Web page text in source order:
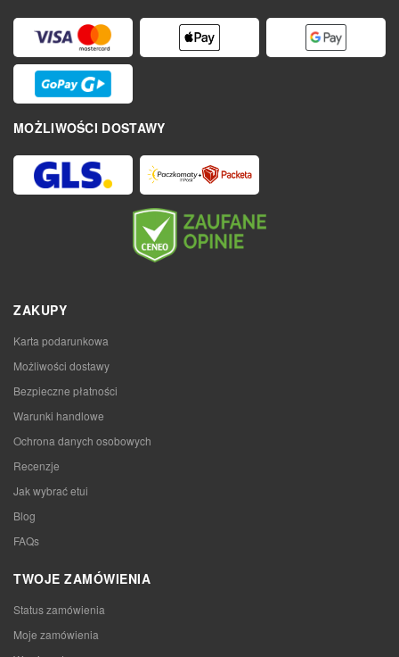
MOŻLIWOŚCI DOSTAWY
ZAKUPY
Karta podarunkowa
Możliwości dostawy
Bezpieczne płatności
Warunki handlowe
Ochrona danych osobowych
Recenzje
Jak wybrać etui
Blog
FAQs
TWOJE ZAMÓWIENIA
Status zamówienia
Moje zamówienia